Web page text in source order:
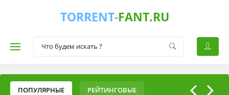
TORRENT-FANT.RU
ПОПУЛЯРНЫЕ РЕЙТИНГОВЫЕ